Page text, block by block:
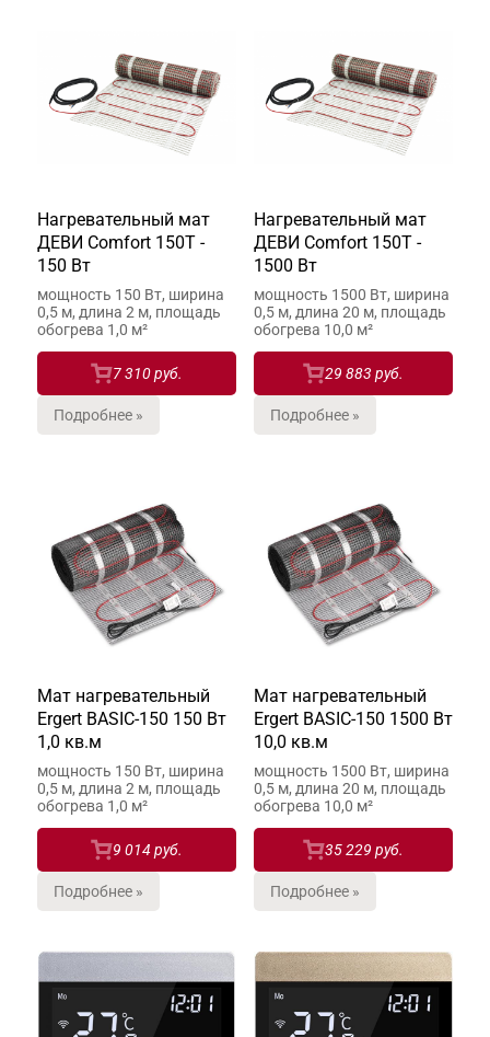
Нагревательный мат
ДЕВИ Comfort 150T -
150 Вт
мощность 150 Вт, ширина
0,5 м, длина 2 м, площадь
обогрева 1,0 м²
7 310 руб.
Подробнее »
Нагревательный мат
ДЕВИ Comfort 150T -
1500 Вт
мощность 1500 Вт, ширина
0,5 м, длина 20 м, площадь
обогрева 10,0 м²
29 883 руб.
Подробнее »
Мат нагревательный
Ergert BASIC-150 150 Вт
1,0 кв.м
мощность 150 Вт, ширина
0,5 м, длина 2 м, площадь
обогрева 1,0 м²
9 014 руб.
Подробнее »
Мат нагревательный
Ergert BASIC-150 1500 Вт
10,0 кв.м
мощность 1500 Вт, ширина
0,5 м, длина 20 м, площадь
обогрева 10,0 м²
35 229 руб.
Подробнее »